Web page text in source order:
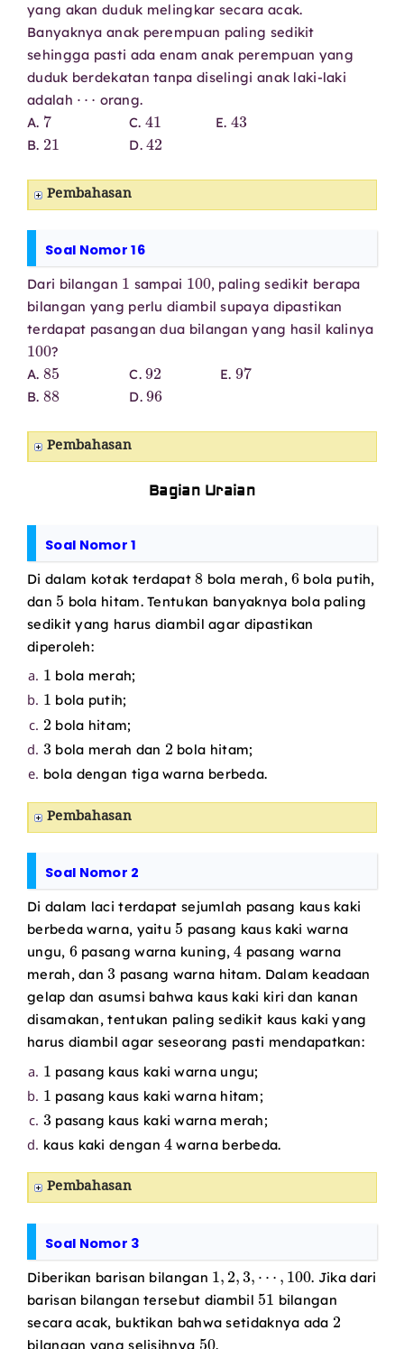
yang akan duduk melingkar secara acak.
Banyaknya anak perempuan paling sedikit
sehingga pasti ada enam anak perempuan yang
duduk berdekatan tanpa diselingi anak laki-laki
adalah
⋯
orang.
A.
7
C.
41
E.
43
B.
21
D.
42
Pembahasan
Soal Nomor 16
Dari bilangan
1
sampai
100
, paling sedikit berapa
bilangan yang perlu diambil supaya dipastikan
terdapat pasangan dua bilangan yang hasil kalinya
100
?
A.
85
C.
92
E.
97
B.
88
D.
96
Pembahasan
Bagian Uraian
Soal Nomor 1
Di dalam kotak terdapat
8
bola merah,
6
bola putih,
dan
5
bola hitam. Tentukan banyaknya bola paling
sedikit yang harus diambil agar dipastikan
diperoleh:
1
bola merah;
1
bola putih;
2
bola hitam;
3
bola merah dan
2
bola hitam;
bola dengan tiga warna berbeda.
Pembahasan
Soal Nomor 2
Di dalam laci terdapat sejumlah pasang kaus kaki
berbeda warna, yaitu
5
pasang kaus kaki warna
ungu,
6
pasang warna kuning,
4
pasang warna
merah, dan
3
pasang warna hitam. Dalam keadaan
gelap dan asumsi bahwa kaus kaki kiri dan kanan
disamakan, tentukan paling sedikit kaus kaki yang
harus diambil agar seseorang pasti mendapatkan:
1
pasang kaus kaki warna ungu;
1
pasang kaus kaki warna hitam;
3
pasang kaus kaki warna merah;
kaus kaki dengan
4
warna berbeda.
Pembahasan
Soal Nomor 3
Diberikan barisan bilangan
1,2,3,⋯,100
. Jika dari
barisan bilangan tersebut diambil
51
bilangan
secara acak, buktikan bahwa setidaknya ada
2
bilangan yang selisihnya
50
.